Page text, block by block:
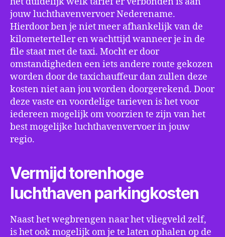
jouw luchthavenvervoer Nederename.
Hierdoor ben je niet meer afhankelijk van de
kilometerteller en wachttijd wanneer je in de
file staat met de taxi. Mocht er door
omstandigheden een iets andere route gekozen
worden door de taxichauffeur dan zullen deze
kosten niet aan jou worden doorgerekend. Door
deze vaste en voordelige tarieven is het voor
iedereen mogelijk om voorzien te zijn van het
best mogelijke luchthavenvervoer in jouw
regio.
Vermijd torenhoge
luchthaven parkingkosten
Naast het wegbrengen naar het vliegveld zelf,
is het ook mogelijk om je te laten ophalen op de